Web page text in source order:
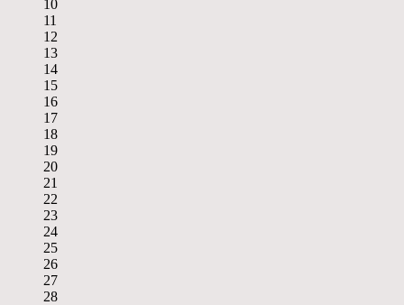
10
11
12
13
14
15
16
17
18
19
20
21
22
23
24
25
26
27
28